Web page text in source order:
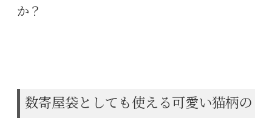
か？
数寄屋袋としても使える可愛い猫柄の